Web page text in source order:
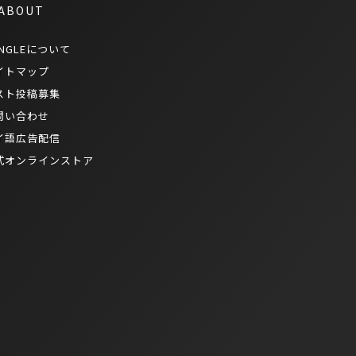
について
トマップ
ト投稿募集
い合わせ
語広告配信
オンラインストア